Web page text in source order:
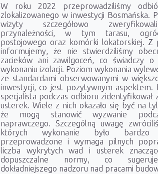
W roku 2022 przeprowadziliśmy
zlokalizowanego w inwestycji Bosmańska.
wizyty szczegółowo
przynależności, w tym tarasu,
postojowego oraz komórki lokatorskiej. Z
informujemy, że nie stwierdziliśmy
zacieków ani zawilgoceń, co świadczy o
wykonaniu izolacji. Poziom wykonania
ze standardami obserwowanymi w
inwestycji, co jest pozytywnym aspektem.
specjalista podczas odbioru zidentyfikował
usterek. Wiele z nich okazało się być na
że mogą stanowić wyzwanie
naprawczego. Szczególną uwagę
których wykonanie było bardzo
przeprowadzone i wymaga pilnych
liczba wykrytych wad i usterek
dopuszczalne normy, co
dokładniejszego nadzoru nad pracami